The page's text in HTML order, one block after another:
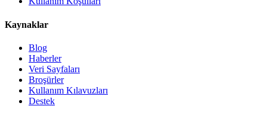
Kaynaklar
Blog
Haberler
Veri Sayfaları
Broşürler
Kullanım Kılavuzları
Destek